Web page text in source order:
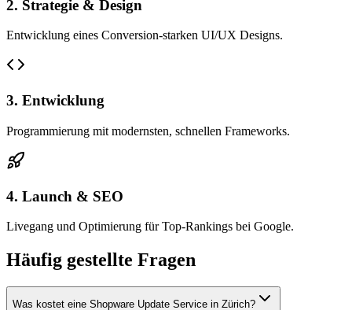
2. Strategie & Design
Entwicklung eines Conversion-starken UI/UX Designs.
3. Entwicklung
Programmierung mit modernsten, schnellen Frameworks.
4. Launch & SEO
Livegang und Optimierung für Top-Rankings bei Google.
Häufig gestellte Fragen
Was kostet eine Shopware Update Service in Zürich?